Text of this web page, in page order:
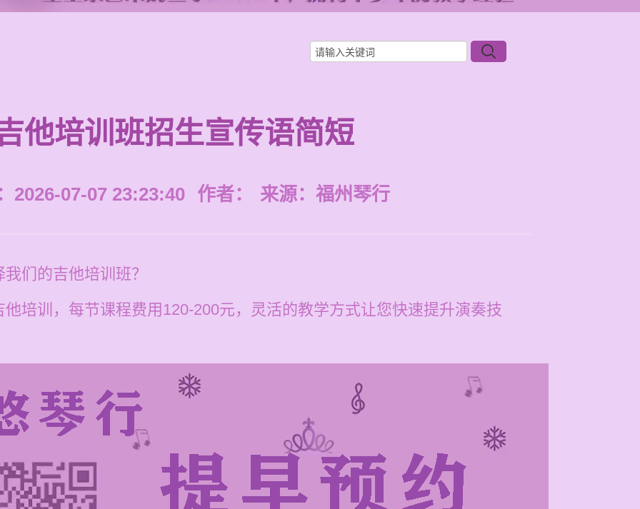
他培训班招生宣传语简短
2026-07-07 23:23:40 作者： 来源： 福州琴行
们的吉他培训班？
培训，每节课程费用120-200元，灵活的教学方式让您快速提升演奏技